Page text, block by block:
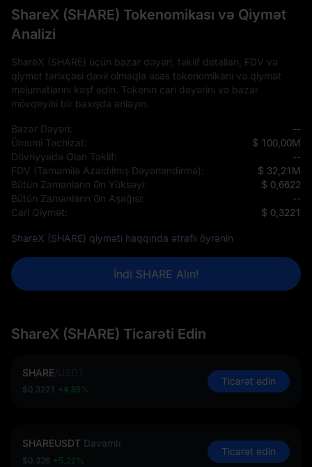
ShareX (SHARE) Tokenomikası və Qiymət
Analizi
ShareX (SHARE) üçün bazar dəyəri, təklif detalları, FDV və
qiymət tarixçəsi daxil olmaqla əsas tokenomikanı və qiymət
məlumatlarını kəşf edin. Tokenin cari dəyərini və bazar
mövqeyini bir baxışda anlayın.
Bazar Dəyəri:
--
Ümumi Təchizat:
$ 100,00M
Dövriyyədə Olan Təklif:
--
FDV (Tamamilə Azaldılmış Dəyərləndirmə):
$ 32,21M
Bütün Zamanların Ən Yüksəyi:
$ 0,6622
Bütün Zamanların Ən Aşağısı:
--
Cari Qiymət:
$ 0,3221
ShareX (SHARE) qiyməti haqqında ətraflı öyrənin
İndi SHARE Alın!
ShareX (SHARE) Ticarəti Edin
SHARE
$0,3221 +4,85%
Ticarət edin
SHAREUSDT Davamlı
$0,326 +5,22%
Ticarət edin